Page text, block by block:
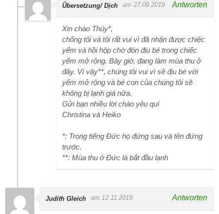
Übersetzung/ Dịch am 27.09.2019 Antworten
Xin chào Thúy*,
chống tôi và tôi rất vui vì đã nhận được chiệc
yếm và hồi hộp chờ đón địu bé trong chiếc
yếm mở rộng. Bây giờ, đang làm mùa thu ở
đây. Vì vậy**, chúng tôi vui vì sẽ địu bé với
yếm mở rộng và bé con của chúng tôi sẽ
không bị lạnh giá nữa.
Gửi bạn nhiều lời chào yêu quí
Christina và Heiko
*: Trong tiếng Đức họ đứng sau và tên đứng
trước.
**: Mùa thu ở Đức là bắt đầu lạnh
Judith Gleich am 12.11.2019 Antworten